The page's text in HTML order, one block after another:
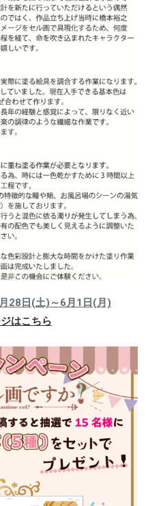
28日(土)～6月1日(月)
はこちら